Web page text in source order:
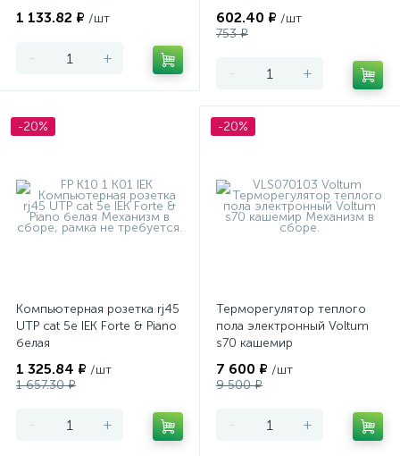
1 133.82 ₽ /шт
- +
602.40 ₽ /шт
753 ₽
- +
-20%
Компьютерная розетка rj45
UTP cat 5e IEK Forte & Piano
белая
1 325.84 ₽ /шт
1 657.30 ₽
- +
-20%
Терморегулятор теплого
пола электронный Voltum
s70 кашемир
7 600 ₽ /шт
9 500 ₽
- +